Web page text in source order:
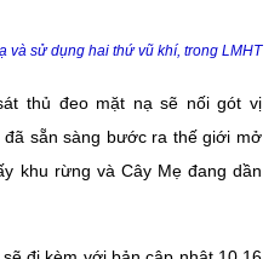
và sử dụng hai thứ vũ khí, trong LMHT
thủ đeo mặt nạ sẽ nối gót vị
đã sẵn sàng bước ra thế giới mở
khu rừng và Cây Mẹ đang dần